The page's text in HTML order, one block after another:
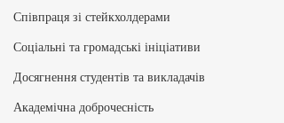
Співпраця зі стейкхолдерами
Соціальні та громадські ініціативи
Досягнення студентів та викладачів
Академічна доброчесність